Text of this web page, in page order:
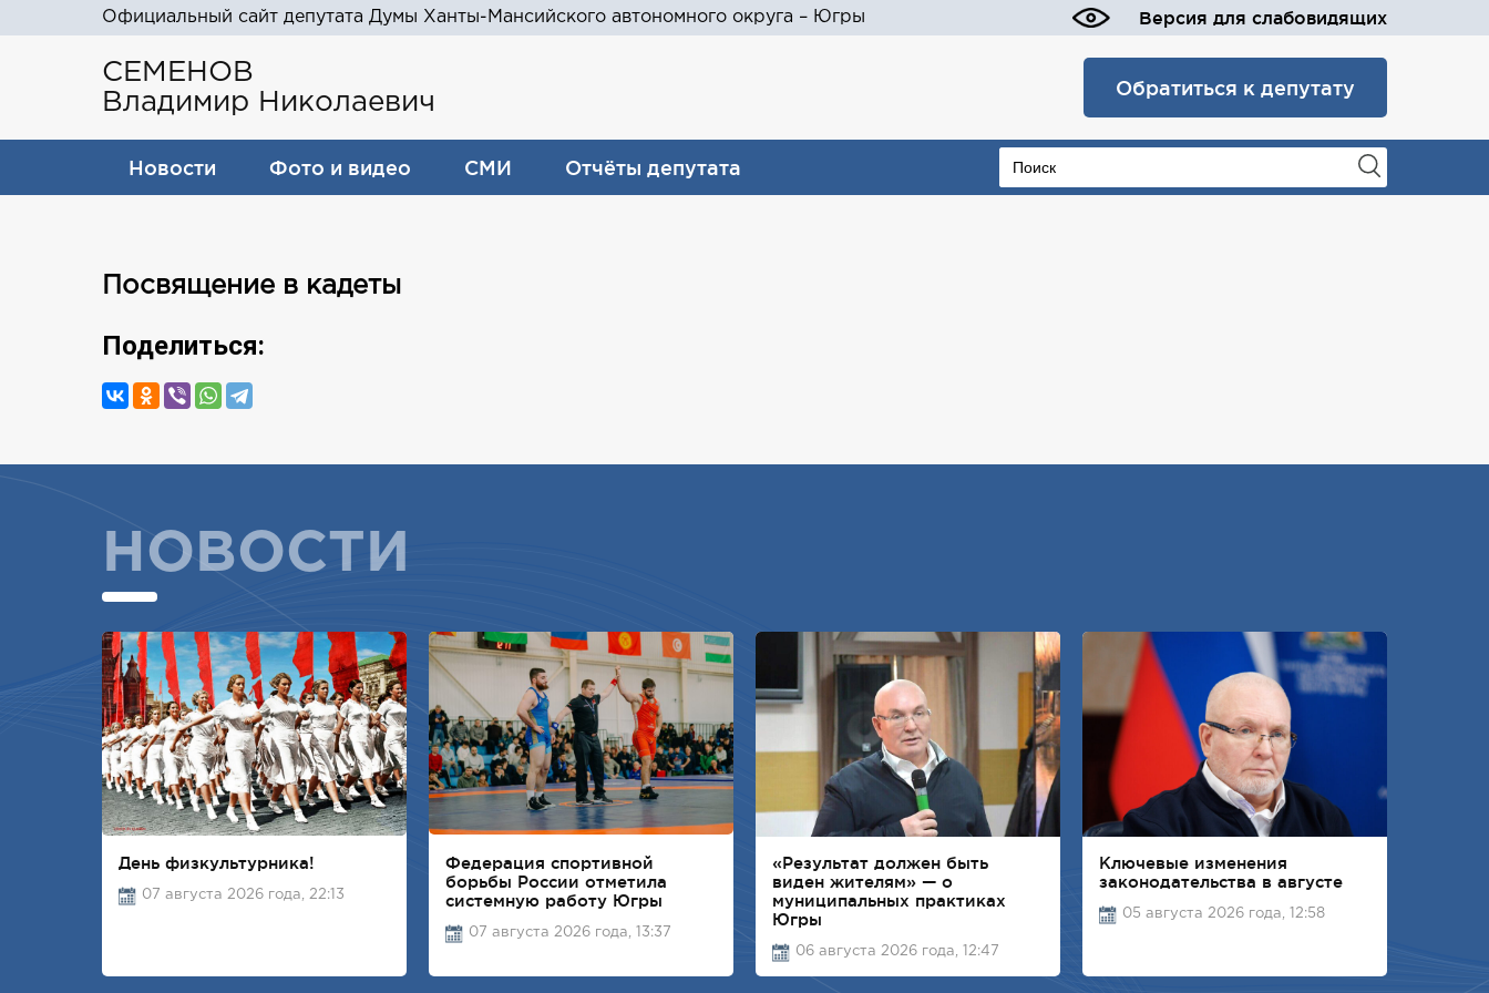
Официальный сайт депутата Думы Ханты-Мансийского автономного округа – Югры Версия для слабовидящих
СЕМЕНОВ
Владимир Николаевич
Обратиться к депутату
Новости Фото и видео СМИ Отчёты депутата
Посвящение в кадеты
Поделиться:
НОВОСТИ
День физкультурника!
07 августа 2026 года, 22:13
Федерация спортивной
борьбы России отметила
системную работу Югры
07 августа 2026 года, 13:37
«Результат должен быть
виден жителям» — о
муниципальных практиках
Югры
06 августа 2026 года, 12:47
Ключевые изменения
законодательства в августе
05 августа 2026 года, 12:58